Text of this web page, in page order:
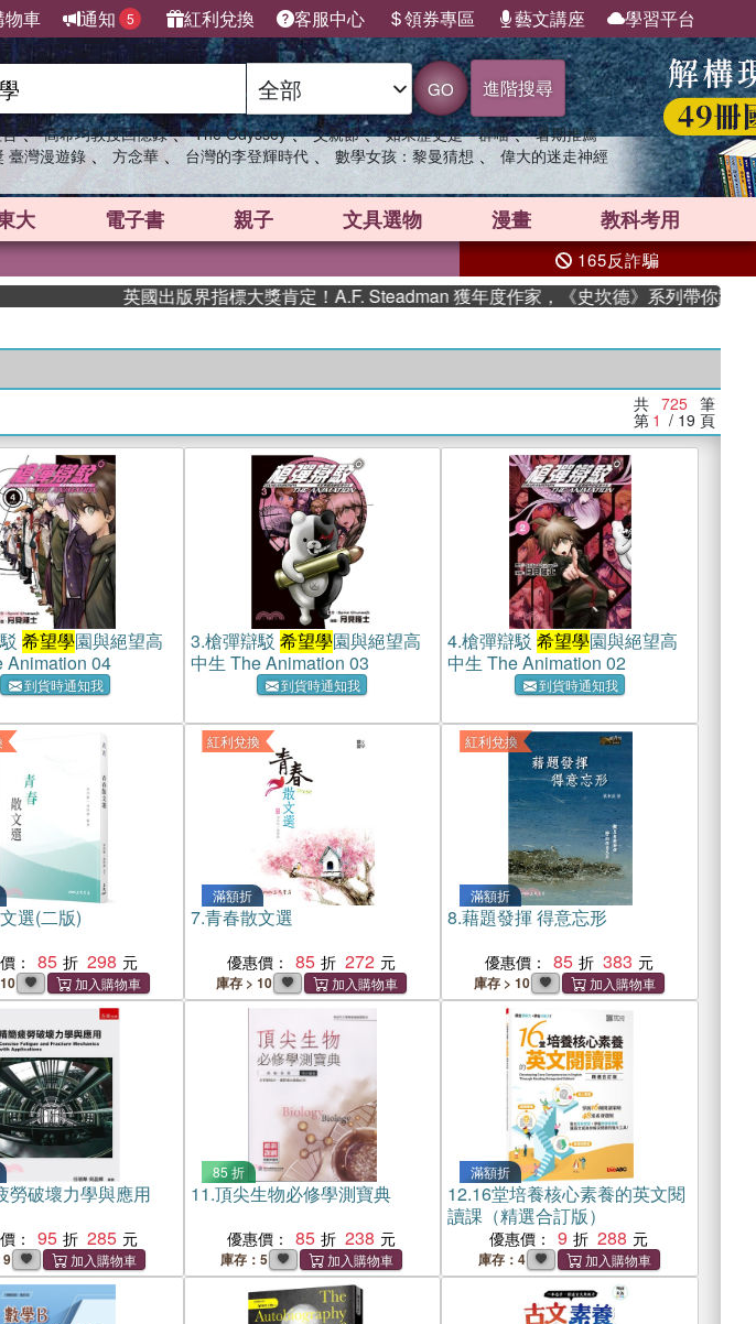
物車 通知 5 紅利兌換 客服中心 領券專區 藝文講座 學習平台
GO 進階搜尋
、 高希均教授回憶錄 、 The Odyssey 、 父親節 、 如果歷史是一群喵 、 暑期推薦
臺灣漫遊錄 、 方念華 、 台灣的李登輝時代 、 數學女孩：黎曼猜想 、 偉大的迷走神經
大 電子書 親子 文具選物 漫畫 教科考用
165反詐騙
英國出版界指標大獎肯定！A.F. Steadman 獲年度作家，《史坎德》系列帶你踏上熱血奇幻
共 725 筆
第 1 / 19 頁
希望學園與絕望高
Animation 04
到貨時通知我
3.槍彈辯駁 希望學園與絕望高
中生 The Animation 03
到貨時通知我
4.槍彈辯駁希望學園與絕望高
中生 The Animation 02
到貨時通知我
選(二版)
： 85 298
紅利兌換
滿額折
7.青春散文選
優惠價： 85 272
庫存 > 10
紅利兌換
滿額折
8.藉題發揮 得意忘形
優惠價： 85 383
庫存 > 10
勞破壞力學與應用
： 95 285
9
85 折
11.頂尖生物必修學測寶典
優惠價： 85 238
庫存：5
滿額折
12.16堂培養核心素養的英文閱
讀課（精選合訂版）
優惠價： 9 288
庫存：4